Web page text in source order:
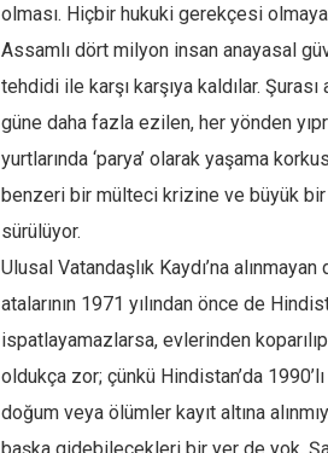
olması. Hiçbir hukuki gerekçesi
Assamlı dört milyon insan anayasal
tehdidi ile karşı karşıya kaldılar.
güne daha fazla ezilen, her yönden
yurtlarında ‘parya’ olarak yaşama
benzeri bir mülteci krizine ve büyük bir
sürülüyor.
Ulusal Vatandaşlık Kaydı’na
atalarının 1971 yılından önce de
ispatlayamazlarsa, evlerinden
oldukça zor; çünkü Hindistan’da
doğum veya ölümler kayıt altına
başka gidebilecekleri bir yer de yok.